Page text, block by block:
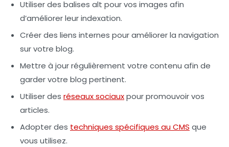
Utiliser des balises alt pour vos images afin
d’améliorer leur indexation.
Créer des liens internes pour améliorer la navigation
sur votre blog.
Mettre à jour régulièrement votre contenu afin de
garder votre blog pertinent.
Utiliser des réseaux sociauxpour promouvoir vos
articles.
Adopter des techniques spécifiques au CMS que
vous utilisez.